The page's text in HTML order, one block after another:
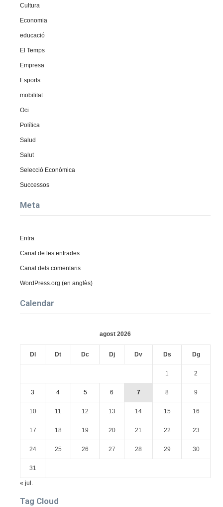
Cultura
Economia
educació
El Temps
Empresa
Esports
mobilitat
Oci
Política
Salud
Salut
Selecció Econòmica
Successos
Meta
Entra
Canal de les entrades
Canal dels comentaris
WordPress.org (en anglès)
Calendar
agost 2026
Dl Dt Dc Dj Dv Ds Dg
1 2
3 4 5 6 7 8 9
10 11 12 13 14 15 16
17 18 19 20 21 22 23
24 25 26 27 28 29 30
31
« jul.
Tag Cloud